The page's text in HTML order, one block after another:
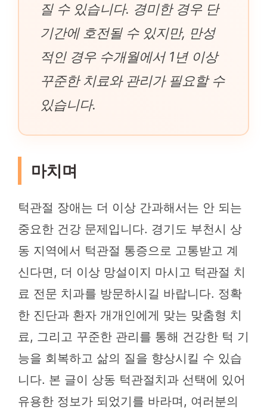
질 수 있습니다. 경미한 경우 단
기간에 호전될 수 있지만, 만성
적인 경우 수개월에서 1년 이상
꾸준한 치료와 관리가 필요할 수
있습니다.
마치며
턱관절 장애는 더 이상 간과해서는 안 되는
중요한 건강 문제입니다. 경기도 부천시 상
동 지역에서 턱관절 통증으로 고통받고 계
신다면, 더 이상 망설이지 마시고 턱관절 치
료 전문 치과를 방문하시길 바랍니다. 정확
한 진단과 환자 개개인에게 맞는 맞춤형 치
료, 그리고 꾸준한 관리를 통해 건강한 턱 기
능을 회복하고 삶의 질을 향상시킬 수 있습
니다. 본 글이 상동 턱관절치과 선택에 있어
유용한 정보가 되었기를 바라며, 여러분의